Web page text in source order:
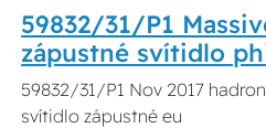
59832/31/P1
zápustné svítidlo
59832/31/P1 Nov 2017
svítidlo zápustné eu